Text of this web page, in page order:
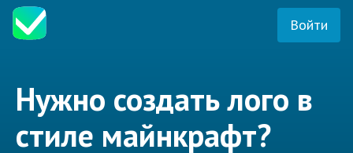
Войти
Нужно создать лого в
стиле майнкрафт?